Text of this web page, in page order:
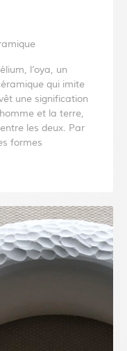
l’oya, un
qui imite
une signification
et la terre,
les deux. Par
formes